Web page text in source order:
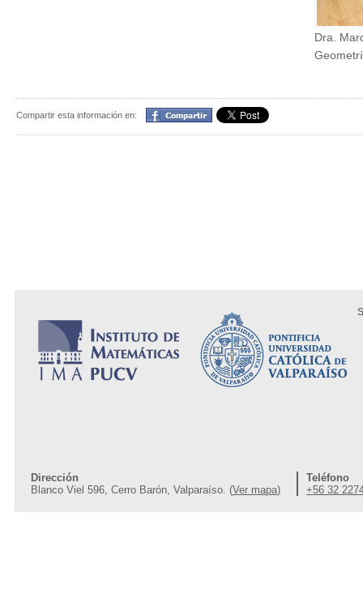
Dra.
Compartir esta información en: Compartir
Dirección
Blanco Viel 596, Cerro Barón, Valparaíso. (Ver mapa)
Teléfono
+56 32